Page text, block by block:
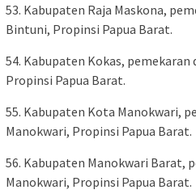
53. Kabupaten Raja Maskona,
Bintuni, Propinsi Papua Barat.
54. Kabupaten Kokas, pemekaran
Propinsi Papua Barat.
55. Kabupaten Kota Manokwari,
Manokwari, Propinsi Papua Barat.
56. Kabupaten Manokwari Barat,
Manokwari, Propinsi Papua Barat.